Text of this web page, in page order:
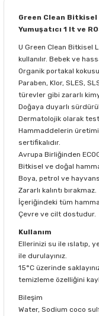
Green Clean
Yumuşatıcı 1 lt ve
U Green Clean Bitkisel
kullanılır. Bebek ve
Organik portakal
Paraben, Klor, SLES,
türevler gibi zararlı
Doğaya duyarlı
Dermatolojik olarak test
Hammaddelerin
sertifikalıdır.
Avrupa Birliğinden
Bitkisel ve doğal
Boya, petrol ve
Zararlı kalıntı bırakmaz.
İçeriğindeki tüm
Çevre ve cilt dostudur.
Kullanım
Ellerinizi su ile ıslatıp,
ile durulayınız.
15°C üzerinde
temizleme özelliğini
Bileşim
Water, Sodium coco